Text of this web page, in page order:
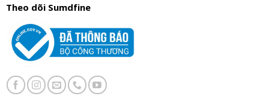
Theo dõi Sumdfine